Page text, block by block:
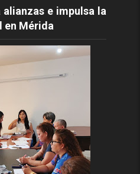
e impulsa la
en Mérida